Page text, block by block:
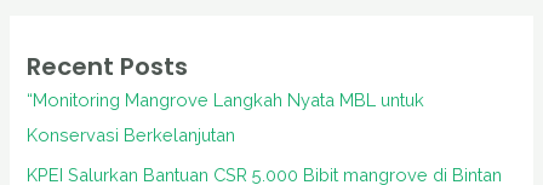
Recent Posts
“Monitoring Mangrove Langkah Nyata MBL untuk
Konservasi Berkelanjutan
KPEI Salurkan Bantuan CSR 5.000 Bibit mangrove di Bintan